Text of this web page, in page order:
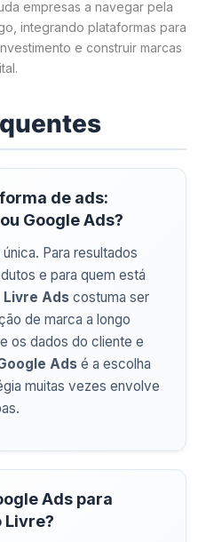
empresas a navegar pela
integrando plataformas para
e construir marcas
de ads:
Google Ads?
Para resultados
e para quem está
Livre Adscostuma ser
de marca a longo
os dados do cliente e
Adsé a escolha
muitas vezes envolve
Ads para
Livre?